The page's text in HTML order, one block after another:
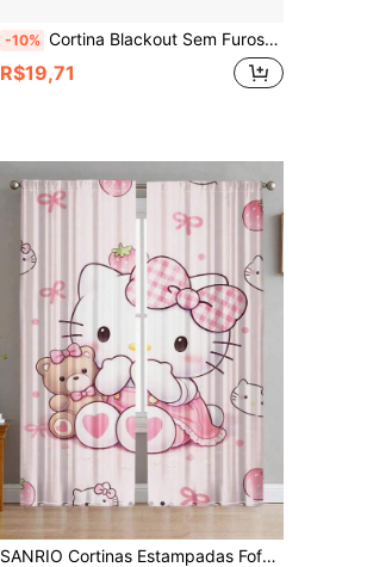
-10% Cortina Blackout Sem Furos, Cortina Blackout Temporária Portátil e Removível com Recorte Próprio e Gancho e Laço, Adequada para Janelas, Quartos, Salas, RVs e Dormitórios
R$19,71
SANRIO Cortinas Estampadas Fofas (2 Peças/Conjunto) - Cortinas Decorativas com Estampa de Desenho Animado Premium, Design de Bolso para Vara, Adequadas para Todas as Estações; Ideal para Exterior, Gazebo, Quarto, Cozinha, Escritório, Estudo e Sala de Estar. Um Item de Decoração Doméstica Essencial que Bloqueia Efetivamente a Luz Solar, Combinando Estética e Praticidade.